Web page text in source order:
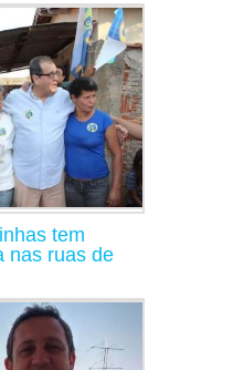
tem
nas ruas de